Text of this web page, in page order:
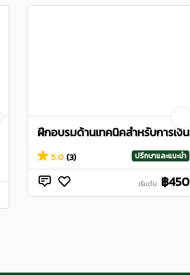
ฝึกอบรมด้านเทคนิคสำหรับการเงิน
5.0 (3) ปรึกษาและแนะนำ
เริ่มต้น ฿450